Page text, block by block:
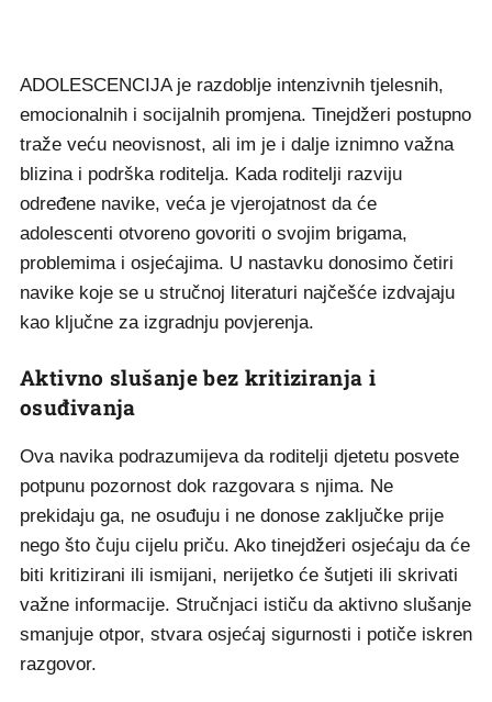
ADOLESCENCIJA je razdoblje intenzivnih tjelesnih,
emocionalnih i socijalnih promjena. Tinejdžeri postupno
traže veću neovisnost, ali im je i dalje iznimno važna
blizina i podrška roditelja. Kada roditelji razviju
određene navike, veća je vjerojatnost da će
adolescenti otvoreno govoriti o svojim brigama,
problemima i osjećajima. U nastavku donosimo četiri
navike koje se u stručnoj literaturi najčešće izdvajaju
kao ključne za izgradnju povjerenja.
Aktivno slušanje bez kritiziranja i
osuđivanja
Ova navika podrazumijeva da roditelji djetetu posvete
potpunu pozornost dok razgovara s njima. Ne
prekidaju ga, ne osuđuju i ne donose zaključke prije
nego što čuju cijelu priču. Ako tinejdžeri osjećaju da će
biti kritizirani ili ismijani, nerijetko će šutjeti ili skrivati
važne informacije. Stručnjaci ističu da aktivno slušanje
smanjuje otpor, stvara osjećaj sigurnosti i potiče iskren
razgovor.